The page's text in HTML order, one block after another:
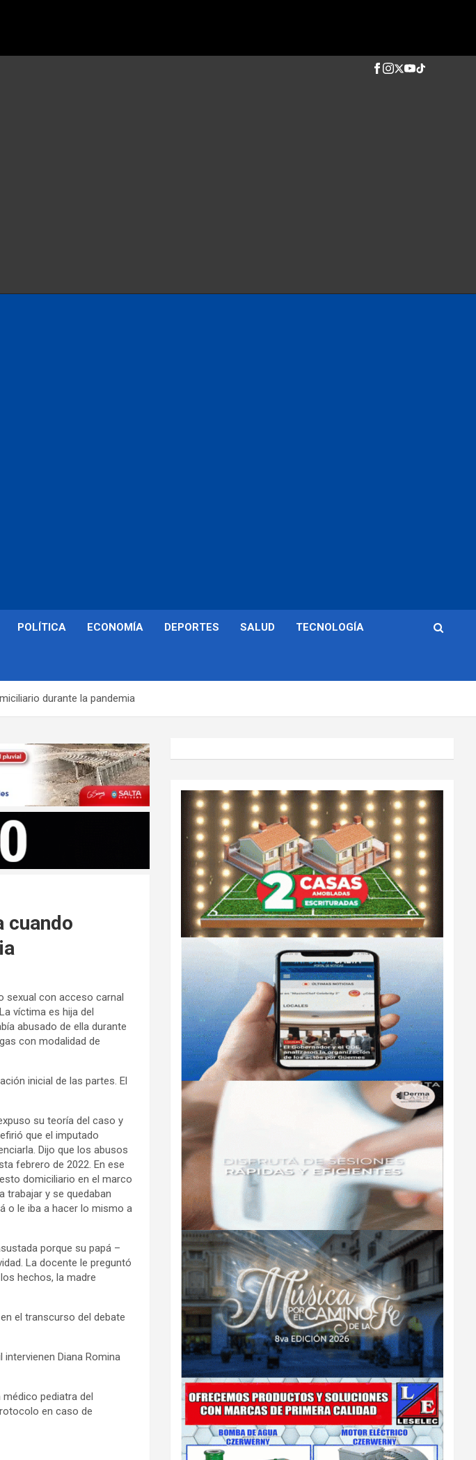
POLÍTICA ECONOMÍA DEPORTES SALUD TECNOLOGÍA
durante la pandemia
cuando
sexual con acceso carnal
víctima es hija del
abusado de ella durante
con modalidad de
inicial de las partes. El
su teoría del caso y
que el imputado
Dijo que los abusos
febrero de 2022. En ese
domiciliario en el marco
trabajar y se quedaban
o le iba a hacer lo mismo a
porque su papá –
La docente le preguntó
hechos, la madre
el transcurso del debate
Diana Romina
pediatra del
en caso de